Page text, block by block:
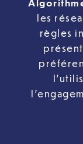
les
règles